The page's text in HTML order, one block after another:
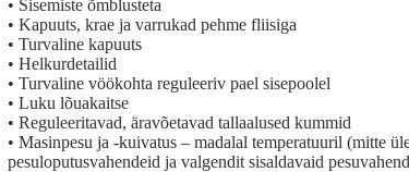
• Sisemiste õmblusteta
• Kapuuts, krae ja varrukad pehme fliisiga
• Turvaline kapuuts
• Helkurdetailid
• Turvaline vöökohta reguleeriv pael sisepoolel
• Luku lõuakaitse
• Reguleeritavad, äravõetavad tallaalused kummid
• Masinpesu ja -kuivatus – madalal temperatuuril (mitte
pesuloputusvahendeid ja valgendit sisaldavaid